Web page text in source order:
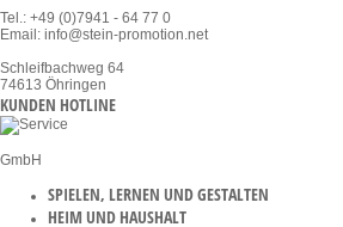
Tel.: +49 (0)7941 - 64 77 0
Email: info@stein-promotion.net
Schleifbachweg 64
74613 Öhringen
KUNDEN HOTLINE
GmbH
SPIELEN, LERNEN UND GESTALTEN
HEIM UND HAUSHALT